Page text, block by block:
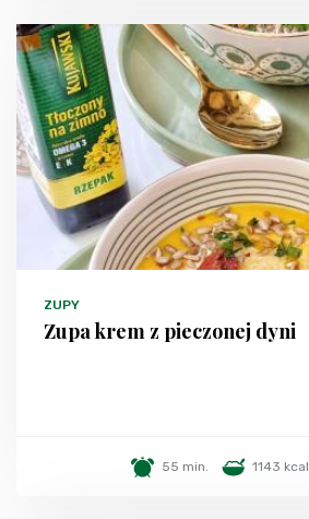
ZUPY
Zupa krem z pieczonej dyni
55 min. 1143 kcal